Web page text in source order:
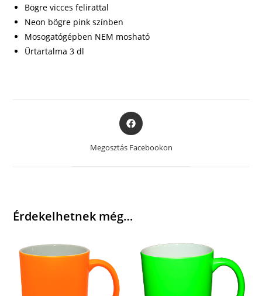
Bögre vicces felirattal
Neon bögre pink színben
Mosogatógépben NEM mosható
Űrtartalma 3 dl
Opens
in
a
new
Megosztás Facebookon
Érdekelhetnek még…